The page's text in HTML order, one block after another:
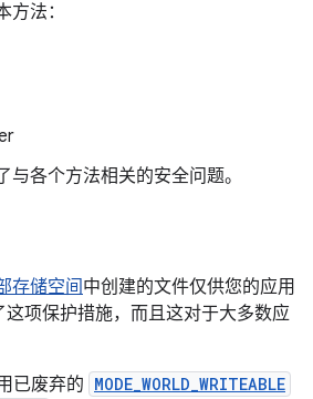
法：
各个方法相关的安全问题。
存储空间 中创建的文件仅供您的应用
项保护措施，而且这对于大多数应
已废弃的 MODE_WORLD_WRITEABLE